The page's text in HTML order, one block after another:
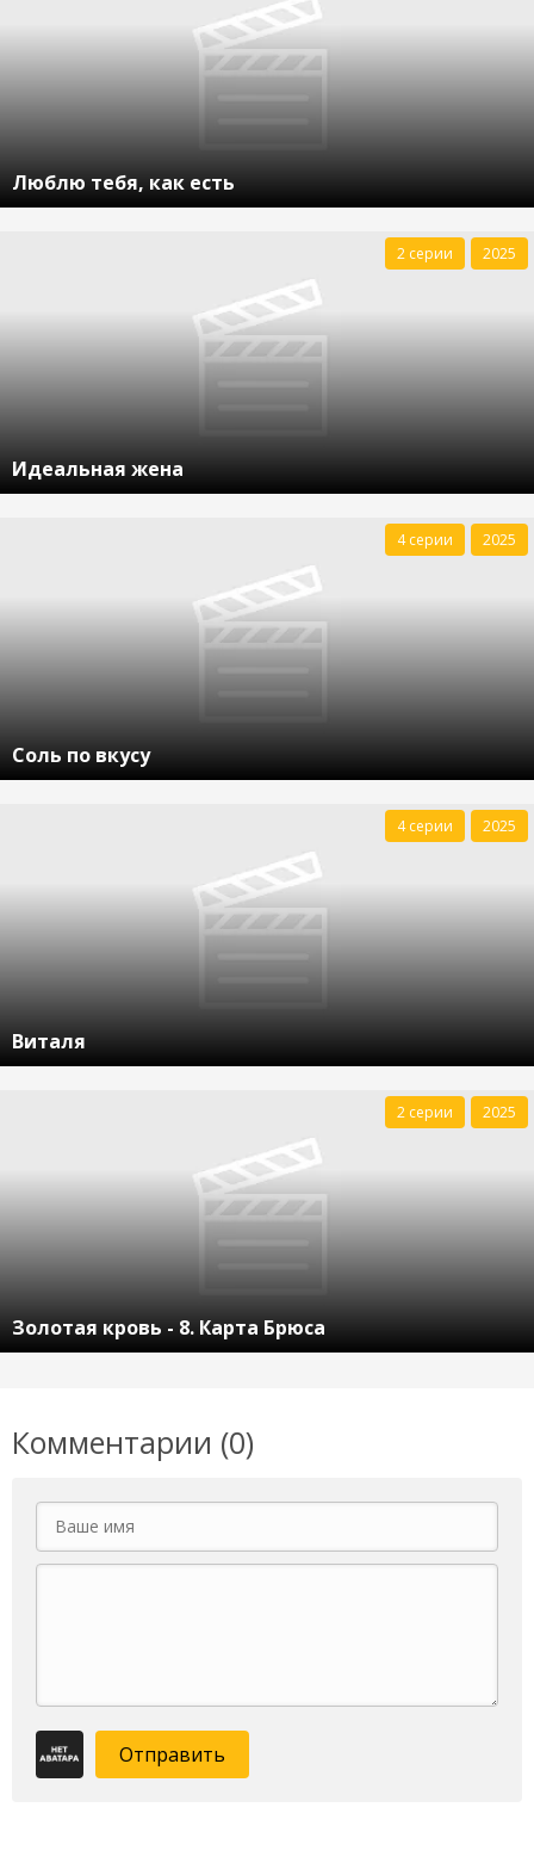
Люблю тебя, как есть
Идеальная жена
2 серии 2025
Соль по вкусу
4 серии 2025
Виталя
4 серии 2025
Золотая кровь - 8. Карта Брюса
2 серии 2025
Комментарии (0)
Отправить